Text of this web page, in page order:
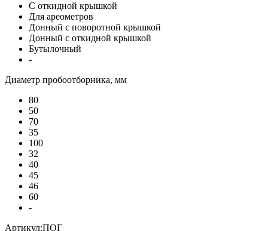
С откидной крышкой
Для ареометров
Донный с поворотной крышкой
Донный с откидной крышкой
Бутылочный
-
Диаметр пробоотборника, мм
80
50
70
35
100
32
40
45
46
60
-
Артикул:ПОГ